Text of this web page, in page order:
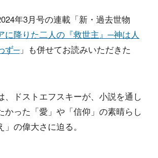
年3月号の連載「新・過去世物
に降りた二人の『救世主』─神は人
ず─」も併せてお読みいただきた
、ドストエフスキーが、小説を通し
かった「愛」や「信仰」の素晴らし
の偉大さに迫る。